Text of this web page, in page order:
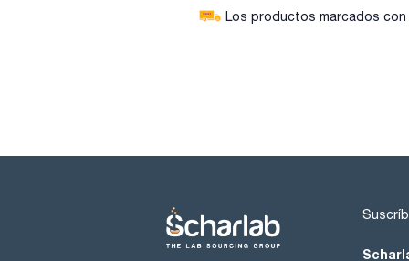
Los productos marcados con